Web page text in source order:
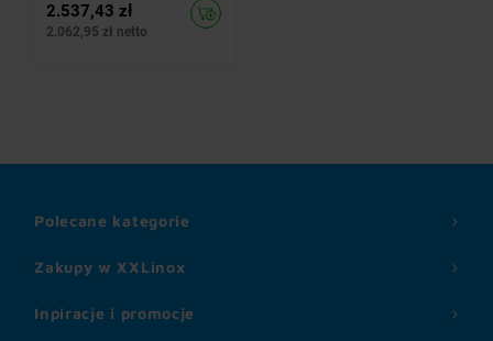
2.537,43 zł
2.062,95 zł netto
Zakupy w XXLinox
Inpiracje i promocje
Polecane kategorie